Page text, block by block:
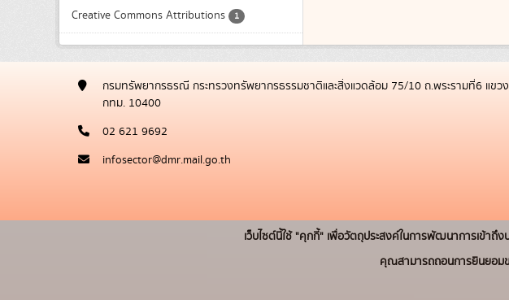
Creative Commons Attributions 1
กรมทรัพยากรธรณี กระทรวงทรัพยากรธรรมชาติและสิ่งแวดล้อม 75/10 ถ.พระรามที่6 แขว
กทม. 10400
02 621 9692
infosector@dmr.mail.go.th
เว็บไซต์นี้ใช้ "คุกกี้" เพื่อวัตถุประสงค์ในการพัฒนาการเข้า
คุณสามารถถอนการยินยอม